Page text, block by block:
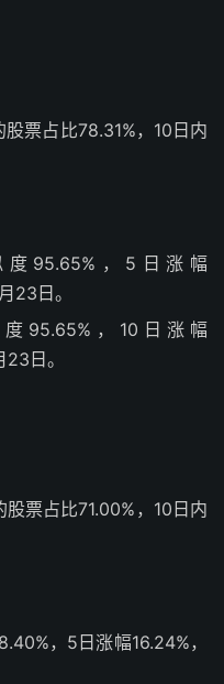
票占比78.31%，10日内
度95.65%，5日涨幅
23日。
95.65%，10日涨幅
日。
票占比71.00%，10日内
，5日涨幅16.24%，